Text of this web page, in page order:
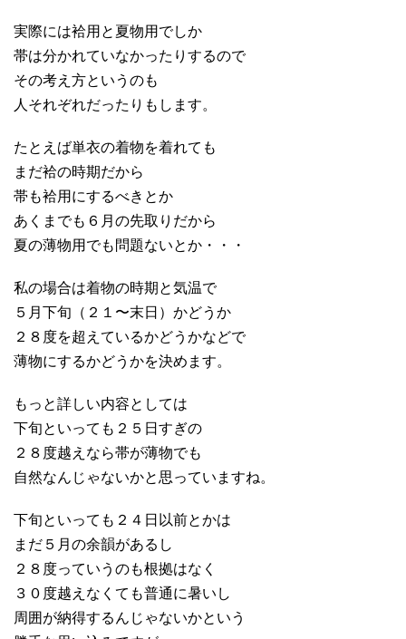
実際には袷用と夏物用でしか
帯は分かれていなかったりするので
その考え方というのも
人それぞれだったりもします。
たとえば単衣の着物を着れても
まだ袷の時期だから
帯も袷用にするべきとか
あくまでも６月の先取りだから
夏の薄物用でも問題ないとか・・・
私の場合は着物の時期と気温で
５月下旬（２１〜末日）かどうか
２８度を超えているかどうかなどで
薄物にするかどうかを決めます。
もっと詳しい内容としては
下旬といっても２５日すぎの
２８度越えなら帯が薄物でも
自然なんじゃないかと思っていますね。
下旬といっても２４日以前とかは
まだ５月の余韻があるし
２８度っていうのも根拠はなく
３０度越えなくても普通に暑いし
周囲が納得するんじゃないかという